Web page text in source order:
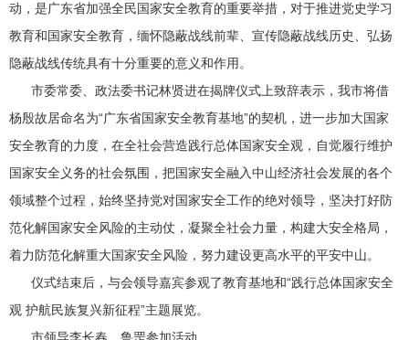
动，是广东省加强全民国家安全教育的重要举措，对于推进党史学习
教育和国家安全教育，缅怀隐蔽战线前辈、宣传隐蔽战线历史、弘扬
隐蔽战线传统具有十分重要的意义和作用。
市委常委、政法委书记林贤进在揭牌仪式上致辞表示，我市将借
杨殷故居命名为“广东省国家安全教育基地”的契机，进一步加大国家
安全教育的力度，在全社会营造践行总体国家安全观，自觉履行维护
国家安全义务的社会氛围，把国家安全融入中山经济社会发展的各个
领域整个过程，始终坚持党对国家安全工作的绝对领导，坚决打好防
范化解国家安全风险的主动仗，凝聚全社会力量，构建大安全格局，
着力防范化解重大国家安全风险，努力建设更高水平的平安中山。
仪式结束后，与会领导嘉宾参观了教育基地和“践行总体国家安全
观 护航民族复兴新征程”主题展览。